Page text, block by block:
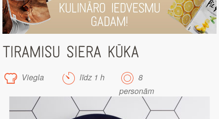
TIRAMISU SIERA KŪKA
Viegla līdz 1 h
8
personām